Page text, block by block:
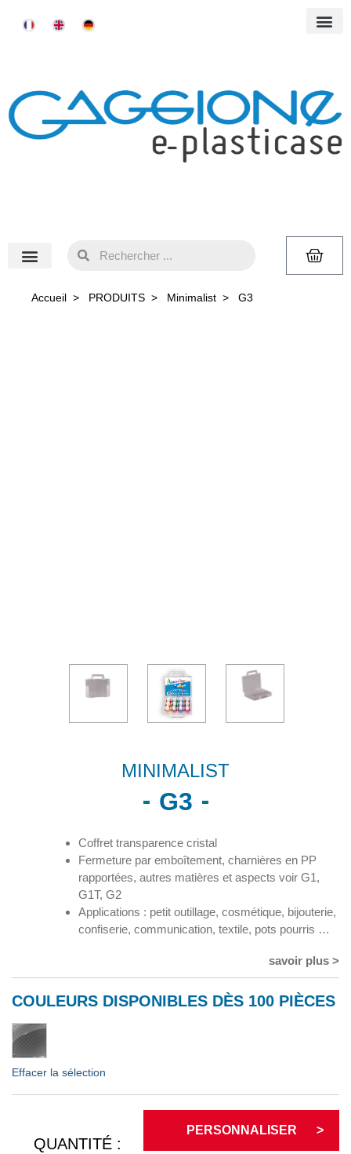
Accueil > PRODUITS > Minimalist > G3
MINIMALIST
G3
Coffret transparence cristal
Fermeture par emboîtement, charnières en PP
rapportées, autres matières et aspects voir G1,
G1T, G2
Applications : petit outillage, cosmétique, bijouterie,
confiserie, communication, textile, pots pourris …
savoir plus >
COULEURS DISPONIBLES DÈS 100 PIÈCES
Effacer la sélection
PERSONNALISER
QUANTITÉ :